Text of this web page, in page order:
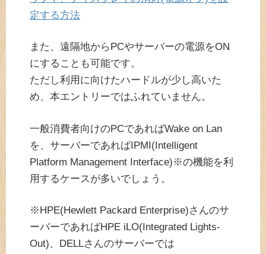
定する方法
また、遠隔地からPCやサーバーの電源をON
にすることも可能です。
ただし利用に向けたハードルが少し高いた
め、本エントリーではふれていません。
一般消費者向けのPCであればWake on Lan
を、サーバーであればIPMI(Intelligent
Platform Management Interface)※の機能を利
用するケースが多いでしょう。
※HPE(Hewlett Packard Enterprise)さんのサ
ーバーであればHPE iLO(Integrated Lights-
Out)、DELLさんのサーバーでは